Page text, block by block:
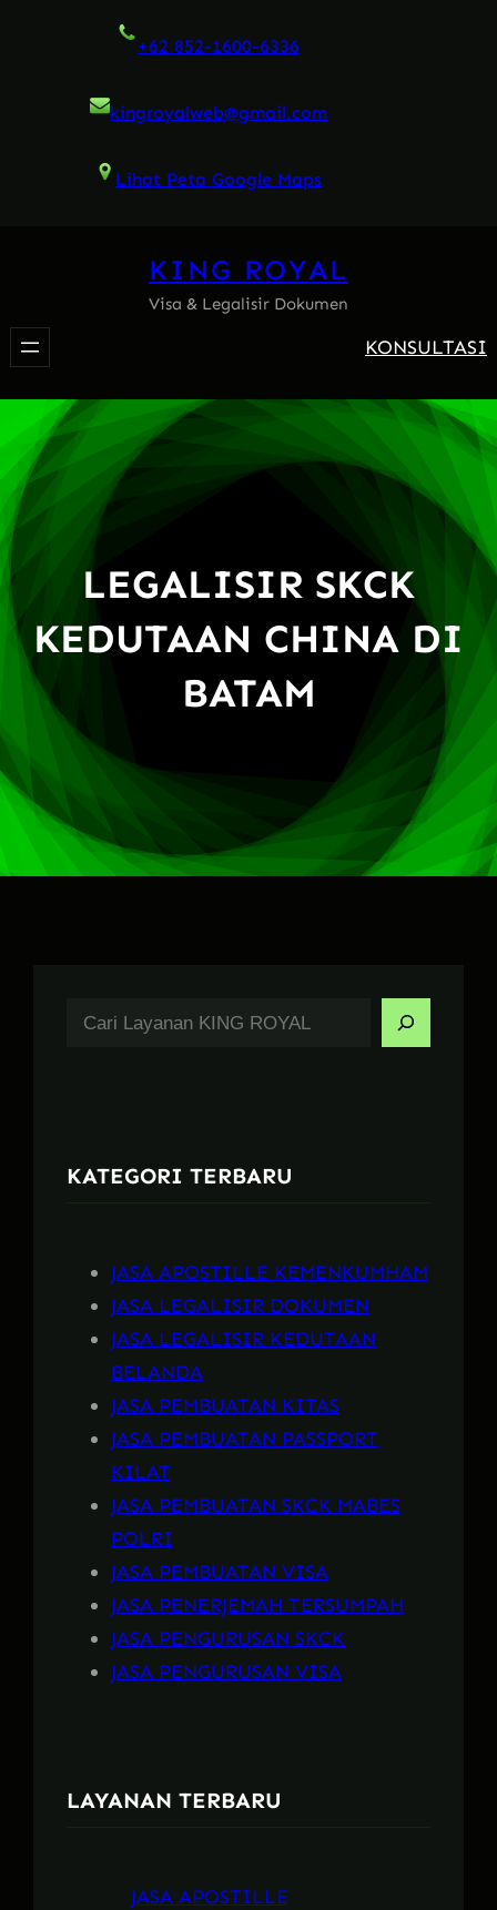
+62 852-1600-6336
kingroyalweb@gmail.com
Lihat Peta Google Maps
KING ROYAL
Visa & Legalisir Dokumen
KONSULTASI
LEGALISIR SKCK
KEDUTAAN CHINA DI
BATAM
h
KATEGORI TERBARU
JASA APOSTILLE KEMENKUMHAM
JASA LEGALISIR DOKUMEN
JASA LEGALISIR KEDUTAAN
BELANDA
JASA PEMBUATAN KITAS
JASA PEMBUATAN PASSPORT
KILAT
JASA PEMBUATAN SKCK MABES
POLRI
JASA PEMBUATAN VISA
JASA PENERJEMAH TERSUMPAH
JASA PENGURUSAN SKCK
JASA PENGURUSAN VISA
LAYANAN TERBARU
JASA APOSTILLE